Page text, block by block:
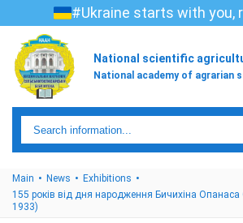
#Ukraine starts with you,
National scientific
National academy of agrarian
Main News
Exhibitions
155 років від дня народження Бичихіна
1933)